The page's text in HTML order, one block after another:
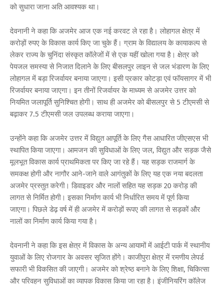
को सुधारा जाना अति आवश्यक था।
देवनानी ने कहा कि अजमेर आज एक नई करवट ले रहा है। लोहागल क्षेत्र में
करोड़ों रुपए के विकास कार्य किए जा चुके हैं। ग्राम के विद्यालय के कायाकल्प से
लेकर राज्य के चुनिंदा संस्कृत कॉलेजों में से एक यहीं खोला गया है। क्षेत्र को
पेयजल समस्या से निजात दिलाने के लिए बीसलपुर लाइन से जल भंडारण के लिए
लोहागल में बड़ा रिजर्वायर बनाया जाएगा। इसी प्रकार कोटड़ा एवं फॉयसागर में भी
रिजर्वायर बनाया जाएगा। इन तीनों रिजर्वायर के माध्यम से अजमेर उत्तर को
नियमित जलापूर्ति सुनिश्चित होगी। साथ ही अजमेर को बीसलपुर से 5 टीएमसी से
बढ़ाकर 7.5 टीएमसी जल उपलब्ध कराया जाएगा।
उन्होंने कहा कि अजमेर उत्तर में विद्युत आपूर्ति के लिए गैस आधारित जीएसएस भी
स्थापित किया जाएगा। आमजन की सुविधाओं के लिए जल, विद्युत और सड़क जैसे
मूलभूत विकास कार्य प्राथमिकता पर किए जा रहे हैं। यह सड़क राजमार्ग के
समकक्ष होगी और नागौर आने-जाने वाले आगंतुकों के लिए यह एक नया बदलता
अजमेर प्रस्तुत करेगी। डिवाइडर और नालों सहित यह सड़क 20 करोड़ की
लागत से निर्मित होगी। इसका निर्माण कार्य भी निर्धारित समय में पूर्ण किया
जाएगा। पिछले डेढ़ वर्ष में ही अजमेर में करोड़ों रूपए की लागत से सड़कों और
नालों का निर्माण कार्य किया गया है।
देवनानी ने कहा कि इस क्षेत्र में विकास के अन्य आयामों में आईटी पार्क में स्थानीय
युवाओं के लिए रोजगार के अवसर सृजित होंगे। काजीपुरा क्षेत्र में रमणीय लेपर्ड
सफारी भी विकसित की जाएगी। अजमेर को श्रेष्ठ बनाने के लिए शिक्षा, चिकित्सा
और परिवहन सुविधाओं का व्यापक विकास किया जा रहा है। इंजीनियरिंग कॉलेज